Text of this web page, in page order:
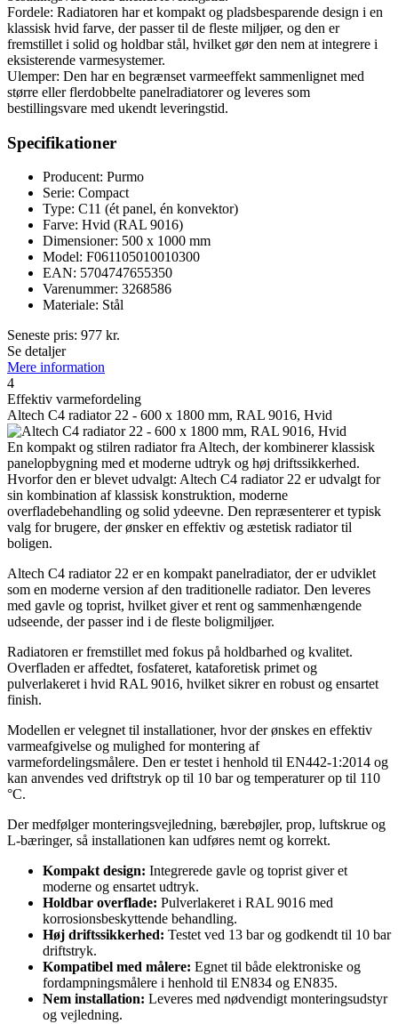
Fordele: Radiatoren har et kompakt og pladsbesparende design i en
klassisk hvid farve, der passer til de fleste miljøer, og den er
fremstillet i solid og holdbar stål, hvilket gør den nem at integrere i
eksisterende varmesystemer.
Ulemper: Den har en begrænset varmeeffekt sammenlignet med
større eller flerdobbelte panelradiatorer og leveres som
bestillingsvare med ukendt leveringstid.
Specifikationer
Producent: Purmo
Serie: Compact
Type: C11 (ét panel, én konvektor)
Farve: Hvid (RAL 9016)
Dimensioner: 500 x 1000 mm
Model: F061105010010300
EAN: 5704747655350
Varenummer: 3268586
Materiale: Stål
Seneste pris: 977 kr.
Se detaljer
Mere information
4
Effektiv varmefordeling
Altech C4 radiator 22 - 600 x 1800 mm, RAL 9016, Hvid
En kompakt og stilren radiator fra Altech, der kombinerer klassisk
panelopbygning med et moderne udtryk og høj driftssikkerhed.
Hvorfor den er blevet udvalgt: Altech C4 radiator 22 er udvalgt for
sin kombination af klassisk konstruktion, moderne
overfladebehandling og solid ydeevne. Den repræsenterer et typisk
valg for brugere, der ønsker en effektiv og æstetisk radiator til
boligen.
Altech C4 radiator 22 er en kompakt panelradiator, der er udviklet
som en moderne version af den traditionelle radiator. Den leveres
med gavle og toprist, hvilket giver et rent og sammenhængende
udseende, der passer ind i de fleste boligmiljøer.
Radiatoren er fremstillet med fokus på holdbarhed og kvalitet.
Overfladen er affedtet, fosfateret, kataforetisk primet og
pulverlakeret i hvid RAL 9016, hvilket sikrer en robust og ensartet
finish.
Modellen er velegnet til installationer, hvor der ønskes en effektiv
varmeafgivelse og mulighed for montering af
varmefordelingsmålere. Den er testet i henhold til EN442-1:2014 og
kan anvendes ved driftstryk op til 10 bar og temperaturer op til 110
°C.
Der medfølger monteringsvejledning, bærebøjler, prop, luftskrue og
L-bæringer, så installationen kan udføres nemt og korrekt.
Kompakt design: Integrerede gavle og toprist giver et
moderne og ensartet udtryk.
Holdbar overflade: Pulverlakeret i RAL 9016 med
korrosionsbeskyttende behandling.
Høj driftssikkerhed: Testet ved 13 bar og godkendt til 10 bar
driftstryk.
Kompatibel med målere: Egnet til både elektroniske og
fordampningsmålere i henhold til EN834 og EN835.
Nem installation: Leveres med nødvendigt monteringsudstyr
og vejledning.